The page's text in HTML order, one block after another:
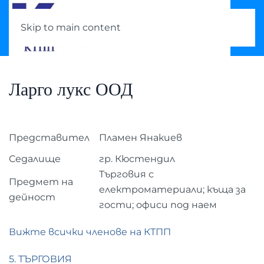
Skip to main content
Ларго лукс ООД
Представител
Пламен Янакиев
Седалище
гр. Кюстендил
Предмет на
дейност
Търговия с
електроматериали; къща за
гости; офиси под наем
Вижте всички членове на КТПП
5. ТЪРГОВИЯ